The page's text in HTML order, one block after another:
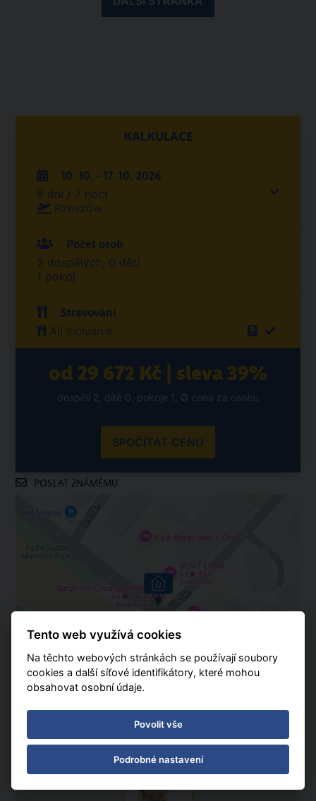
KALKULACE
10. 10. - 17. 10. 2026
8 dní / 7 nocí
Rzeszów
Počet osob
2 dospělých, 0 dětí
1 pokoj
Stravování
All Inclusive
od 29 672 Kč | sleva 39%
dospělí 2, dítě 0, pokoje 1, Ø cena za osobu
SPOČÍTAT CENU
POSLAT ZNÁMÉMU
ZEPTEJTE SE NÁS
Tento web využívá cookies
Na těchto webových stránkách se používají soubory
cookies a další síťové identifikátory, které mohou
obsahovat osobní údaje.
Povolit vše
Podrobné nastavení